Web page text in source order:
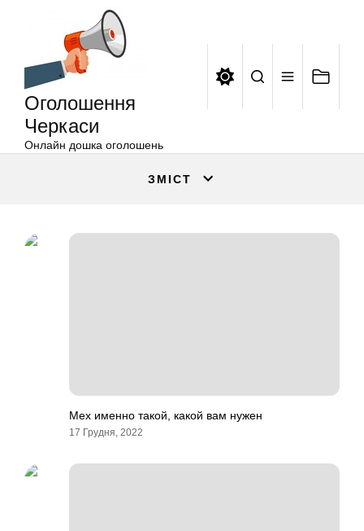
Оголошення
Черкаси
Онлайн дошка оголошень
ЗМІСТ
Мех именно такой, какой вам нужен
17 Грудня, 2022